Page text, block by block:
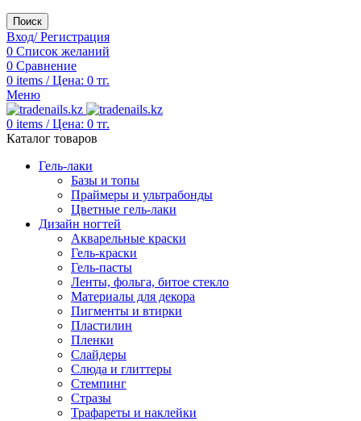
Поиск
Вход/ Регистрация
0 Список желаний
0 Сравнение
0 items / Цена: 0 тг.
Меню
0 items / Цена: 0 тг.
Каталог товаров
Гель-лаки
Базы и топы
Праймеры и ультрабонды
Цветные гель-лаки
Дизайн ногтей
Акварельные краски
Гель-краски
Гель-пасты
Ленты, фольга, битое стекло
Материалы для декора
Пигменты и втирки
Пластилин
Пленки
Слайдеры
Слюда и глиттеры
Стемпинг
Стразы
Трафареты и наклейки